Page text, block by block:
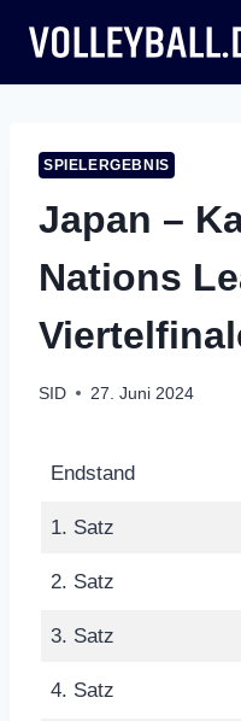
Inhalt
springen
SPIELERGEBNIS
Japan –
Nations
SID 27. Juni 2024
Endstand
1. Satz
2. Satz
3. Satz
4. Satz